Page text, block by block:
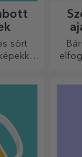
sört